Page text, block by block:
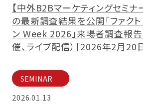
【中外B2Bマーケティングセミ
の最新調査結果を公開「ファク
ン Week 2026」来場者調査報告
催、ライブ配信）［2026年2月20
SEMINAR
2026.01.13